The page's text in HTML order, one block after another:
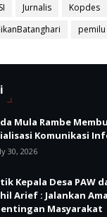
Jurnalis Kopdes
pemilu
Mula Rambe
Komunikasi
30, 2026
Kepala Desa PAW
Arief : Jalankan
Masyarakat